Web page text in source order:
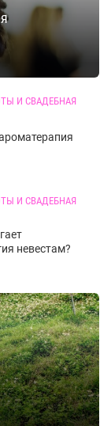
И СВАДЕБНАЯ
И СВАДЕБНАЯ
невестам?